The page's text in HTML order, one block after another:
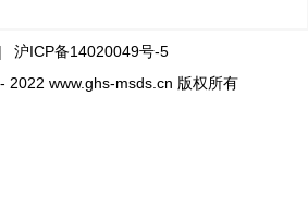
| 沪ICP备14020049号-5
2022 www.ghs-msds.cn 版权所有